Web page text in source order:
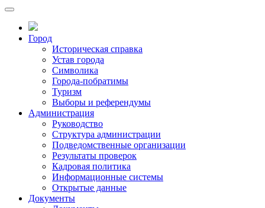
Город
Историческая справка
Устав города
Символика
Города-побратимы
Туризм
Выборы и референдумы
Администрация
Руководство
Структура администрации
Подведомственные организации
Результаты проверок
Кадровая политика
Информационные системы
Открытые данные
Документы